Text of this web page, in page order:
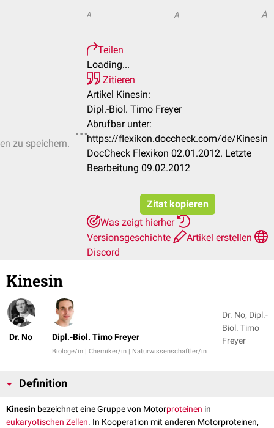
zu speichern.
A A A
Teilen
Loading...
Zitieren
Artikel Kinesin:
Dipl.-Biol. Timo Freyer
Abrufbar unter:
https://flexikon.doccheck.com/de/Kinesin
DocCheck Flexikon 02.01.2012. Letzte
Bearbeitung 09.02.2012
Zitat kopieren
Was zeigt hierher
Versionsgeschichte
Artikel erstellen
Discord
Kinesin
Dr. No Dipl.-Biol. Timo Freyer
Biologe/in | Chemiker/in | Naturwissenschaftler/in
Dr. No, Dipl.-
Biol. Timo
Freyer
Definition
Kinesin bezeichnet eine Gruppe von Motorproteinen in
eukaryotischen Zellen. In Kooperation mit anderen Motorproteinen,